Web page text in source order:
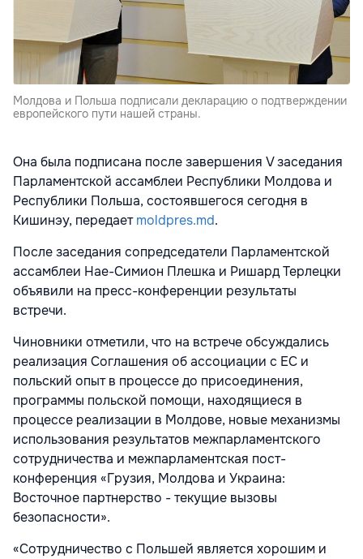
Молдова и Польша подписали декларацию о подтверждении
европейского пути нашей страны.
Она была подписана после завершения V заседания
Парламентской ассамблеи Республики Молдова и
Республики Польша, состоявшегося сегодня в
Кишинэу, передаетmoldpres.md.
После заседания сопредседатели Парламентской
ассамблеи Нае-Симион Плешка и Ришард Терлецки
объявили на пресс-конференции результаты
встречи.
Чиновники отметили, что на встрече обсуждались
реализация Соглашения об ассоциации с ЕС и
польский опыт в процессе до присоединения,
программы польской помощи, находящиеся в
процессе реализации в Молдове, новые механизмы
использования результатов межпарламентского
сотрудничества и межпарламентская пост-
конференция «Грузия, Молдова и Украина:
Восточное партнерство - текущие вызовы
безопасности».
«Сотрудничество с Польшей является хорошим и